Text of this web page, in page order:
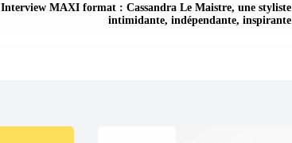
Interview MAXI format : Cassandra Le Maistre, une styliste
intimidante, indépendante, inspirante